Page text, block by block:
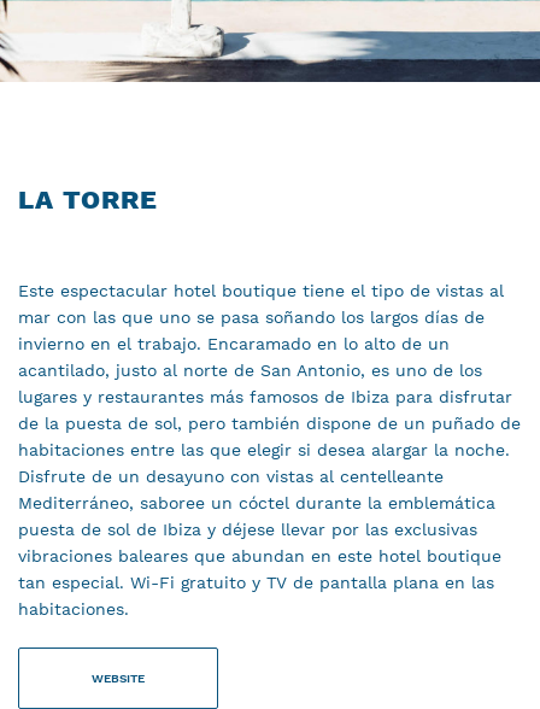
LA TORRE
Este espectacular hotel boutique tiene el tipo de vistas al
mar con las que uno se pasa soñando los largos días de
invierno en el trabajo. Encaramado en lo alto de un
acantilado, justo al norte de San Antonio, es uno de los
lugares y restaurantes más famosos de Ibiza para disfrutar
de la puesta de sol, pero también dispone de un puñado de
habitaciones entre las que elegir si desea alargar la noche.
Disfrute de un desayuno con vistas al centelleante
Mediterráneo, saboree un cóctel durante la emblemática
puesta de sol de Ibiza y déjese llevar por las exclusivas
vibraciones baleares que abundan en este hotel boutique
tan especial. Wi-Fi gratuito y TV de pantalla plana en las
habitaciones.
WEBSITE